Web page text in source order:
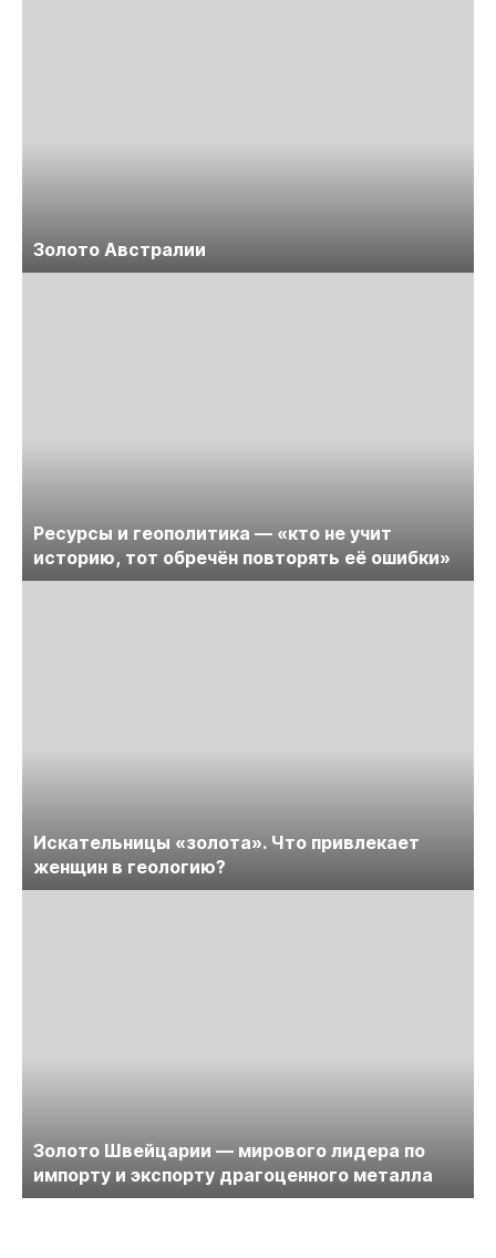
Золото Австралии
Ресурсы и геополитика — «кто не учит
историю, тот обречён повторять её ошибки»
Искательницы «золота». Что привлекает
женщин в геологию?
Золото Швейцарии — мирового лидера по
импорту и экспорту драгоценного металла